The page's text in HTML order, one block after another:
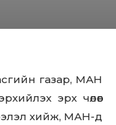
газар, МАН
эрх чөлөөг
хийж, МАН-д